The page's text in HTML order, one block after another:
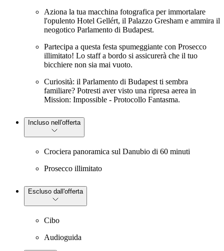
Aziona la tua macchina fotografica per immortalare
l'opulento Hotel Gellért, il Palazzo Gresham e ammira il
neogotico Parlamento di Budapest.
Partecipa a questa festa spumeggiante con Prosecco
illimitato! Lo staff a bordo si assicurerà che il tuo
bicchiere non sia mai vuoto.
Curiosità: il Parlamento di Budapest ti sembra
familiare? Potresti aver visto una ripresa aerea in
Mission: Impossible - Protocollo Fantasma.
Incluso nell'offerta
Crociera panoramica sul Danubio di 60 minuti
Prosecco illimitato
Escluso dall'offerta
Cibo
Audioguida